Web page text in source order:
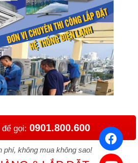
để gọi: 0901.800.600
phí, không mua không sao!